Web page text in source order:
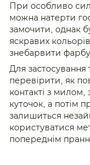
При особливо
можна натерти
замочити, однак
яскравих
знебарвити фарбу.
Для застосування
перевірити, як
контакті з
куточок, а потім
залишиться
користуватися
попереднім